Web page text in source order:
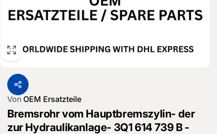
Von OEM Ersatzteile
Bremsrohr vom Hauptbremszylin- der
zur Hydraulikanlage- 3Q1 614 739 B -